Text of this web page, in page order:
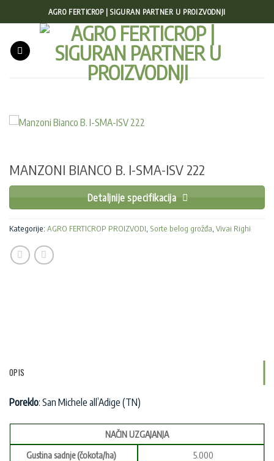
na
AGRO FERTICROP | SIGURAN PARTNER U PROIZVODNJI
MANZONI BIANCO B. I-SMA-ISV 222
Detaljnije specifikacija
Kategorije: AGRO FERTICROP PROIZVODI, Sorte belog grožđa, Vivai Righi
OPIS
Poreklo: San Michele all’Adige (TN)
NAČIN UZGAJANJA
Gustina sadnje (čokota/ha)
5.000